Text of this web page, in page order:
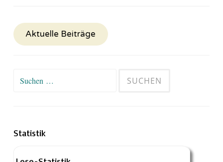
Aktuelle Beiträge
Suchen
Statistik